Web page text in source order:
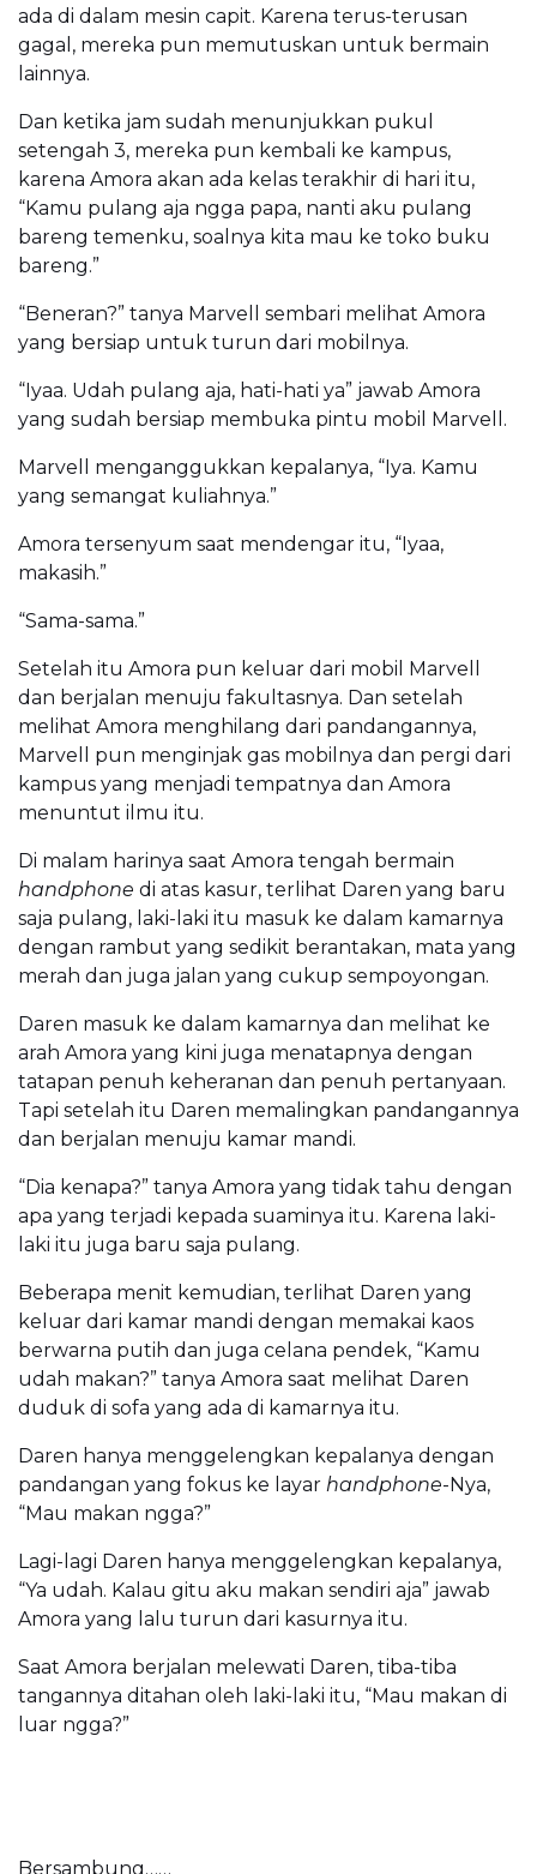
ada di dalam mesin capit. Karena terus-terusan
gagal, mereka pun memutuskan untuk bermain
lainnya.
Dan ketika jam sudah menunjukkan pukul
setengah 3, mereka pun kembali ke kampus,
karena Amora akan ada kelas terakhir di hari itu,
“Kamu pulang aja ngga papa, nanti aku pulang
bareng temenku, soalnya kita mau ke toko buku
bareng.”
“Beneran?” tanya Marvell sembari melihat Amora
yang bersiap untuk turun dari mobilnya.
“Iyaa. Udah pulang aja, hati-hati ya” jawab Amora
yang sudah bersiap membuka pintu mobil Marvell.
Marvell menganggukkan kepalanya, “Iya. Kamu
yang semangat kuliahnya.”
Amora tersenyum saat mendengar itu, “Iyaa,
makasih.”
“Sama-sama.”
Setelah itu Amora pun keluar dari mobil Marvell
dan berjalan menuju fakultasnya. Dan setelah
melihat Amora menghilang dari pandangannya,
Marvell pun menginjak gas mobilnya dan pergi dari
kampus yang menjadi tempatnya dan Amora
menuntut ilmu itu.
Di malam harinya saat Amora tengah bermain
handphone di atas kasur, terlihat Daren yang baru
saja pulang, laki-laki itu masuk ke dalam kamarnya
dengan rambut yang sedikit berantakan, mata yang
merah dan juga jalan yang cukup sempoyongan.
Daren masuk ke dalam kamarnya dan melihat ke
arah Amora yang kini juga menatapnya dengan
tatapan penuh keheranan dan penuh pertanyaan.
Tapi setelah itu Daren memalingkan pandangannya
dan berjalan menuju kamar mandi.
“Dia kenapa?” tanya Amora yang tidak tahu dengan
apa yang terjadi kepada suaminya itu. Karena laki-
laki itu juga baru saja pulang.
Beberapa menit kemudian, terlihat Daren yang
keluar dari kamar mandi dengan memakai kaos
berwarna putih dan juga celana pendek, “Kamu
udah makan?” tanya Amora saat melihat Daren
duduk di sofa yang ada di kamarnya itu.
Daren hanya menggelengkan kepalanya dengan
pandangan yang fokus ke layar handphone-Nya,
“Mau makan ngga?”
Lagi-lagi Daren hanya menggelengkan kepalanya,
“Ya udah. Kalau gitu aku makan sendiri aja” jawab
Amora yang lalu turun dari kasurnya itu.
Saat Amora berjalan melewati Daren, tiba-tiba
tangannya ditahan oleh laki-laki itu, “Mau makan di
luar ngga?”
Bersambung……